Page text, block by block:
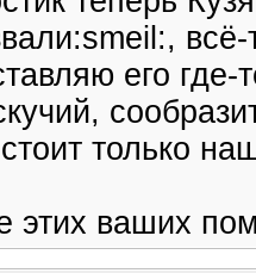
его
только
этих ваших